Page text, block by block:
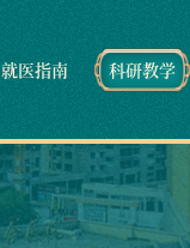
就医指南 科研教学